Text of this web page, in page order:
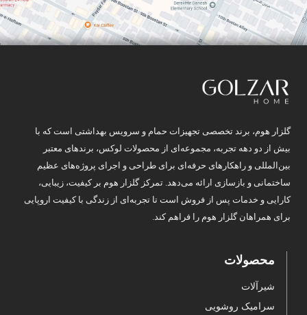
گلزار هوم، برند تخصصی تجهیزات حمام و سرویس بهداشتی است که با
بیش از دو دهه تجربه، مجموعه‌ای از محصولات لوکس، برندهای معتبر
بین‌المللی و راهکارهای حرفه‌ای برای طراحی و اجرای پروژه‌های عظیم
ساختمانی و بازسازی ارائه می‌دهد. تمرکز گلزار هوم بر کیفیت، زیبایی،
کارایی و خدمات پس از فروش است تا تجربه‌ای از زندگی با کیفیت اروپایی
برای همراهان گلزار هوم را فراهم کند.
محصولات
شیرآلات
سرامیک روشویی